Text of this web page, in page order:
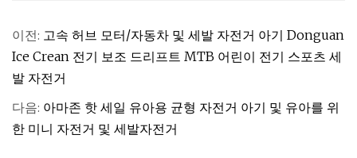
이전: 고속 허브 모터/자동차 및 세발 자전거 아기 Donguan
Ice Crean 전기 보조 드리프트 MTB 어린이 전기 스포츠 세
발 자전거
다음: 아마존 핫 세일 유아용 균형 자전거 아기 및 유아를 위
한 미니 자전거 및 세발자전거